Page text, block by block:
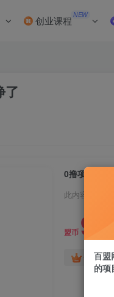
创业课程 NEW
了
0撸项目！刷
此内容为付费
盟币 9.9
黄金会员
百盟
的项